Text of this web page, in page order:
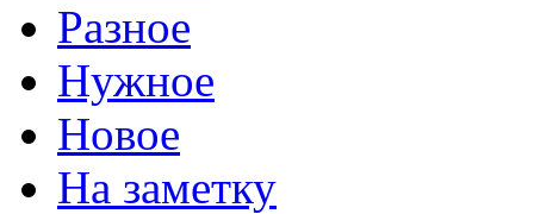
Разное
Нужное
Новое
На заметку